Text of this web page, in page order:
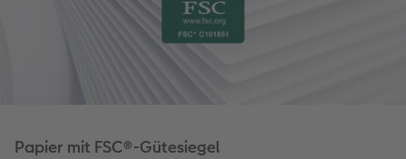
Papier mit FSC®-Gütesiegel